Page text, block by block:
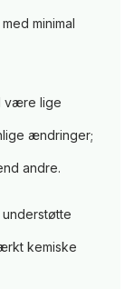
minimal
være lige
ændringer;
andre.
kemiske